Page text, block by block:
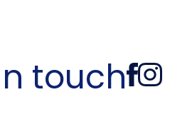
touch